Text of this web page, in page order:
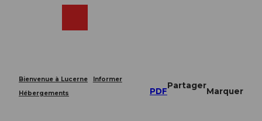
Bienvenue à Lucerne
Informer
Hébergements
PDF
Partager
Marquer